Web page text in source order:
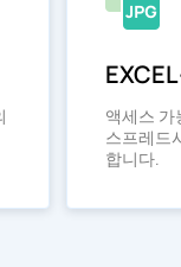
액세스 가
스프레드
합니다.